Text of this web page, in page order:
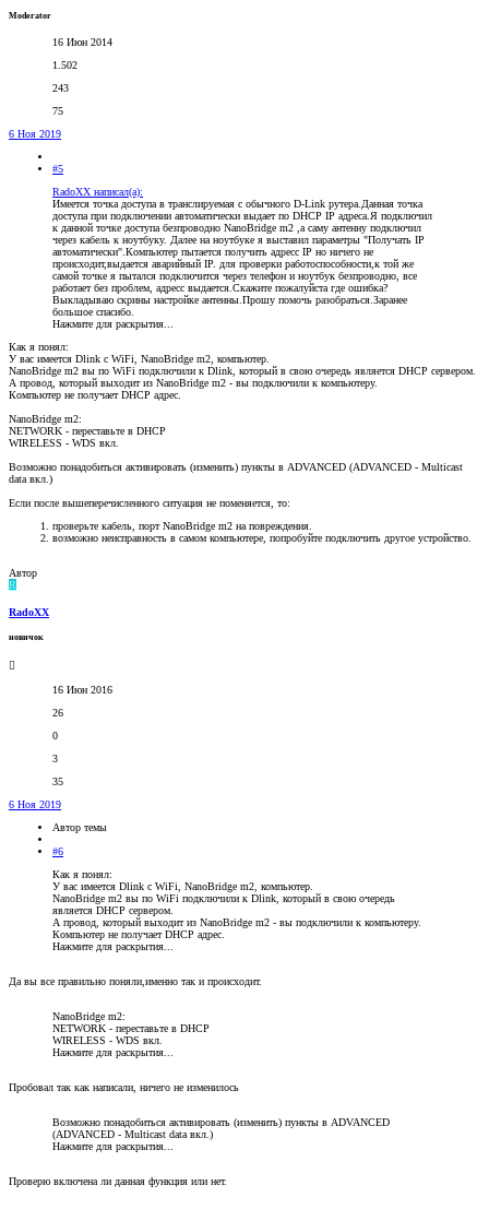
Moderator
16 Июн 2014
1.502
243
75
6 Ноя 2019
#5
RadoXX написал(а):
Имеется точка доступа в транслируемая с обычного D-Link рутера.Данная точка
доступа при подключении автоматически выдает по DHCP IP адреса.Я подключил
к данной точке доступа безпроводно NanoBridge m2 ,а саму антенну подключил
через кабель к ноутбуку. Далее на ноутбуке я выставил параметры "Получать IP
автоматически".Компьютер пытается получить адресс IP но ничего не
происходит,выдается аварийный IP. для проверки работоспособности,к той же
самой точке я пытался подключится через телефон и ноутбук безпроводно, все
работает без проблем, адресс выдается.Скажите пожалуйста где ошибка?
Выкладываю скрины настройке антенны.Прошу помочь разобраться.Заранее
большое спасибо.
Нажмите для раскрытия...
Как я понял:
У вас имеется Dlink с WiFi, NanoBridge m2, компьютер.
NanoBridge m2 вы по WiFi подключили к Dlink, который в свою очередь является DHCP сервером.
А провод, который выходит из NanoBridge m2 - вы подключили к компьютеру.
Компьютер не получает DHCP адрес.
NanoBridge m2:
NETWORK - переставьте в DHCP
WIRELESS - WDS вкл.
Возможно понадобиться активировать (изменить) пункты в ADVANCED (ADVANCED - Multicast
data вкл.)
Если после вышеперечисленного ситуация не поменяется, то:
проверьте кабель, порт NanoBridge m2 на повреждения.
возможно неисправность в самом компьютере, попробуйте подключить другое устройство.
Автор
R
RadoXX
новичок
16 Июн 2016
26
0
3
35
6 Ноя 2019
Автор темы
#6
Как я понял:
У вас имеется Dlink с WiFi, NanoBridge m2, компьютер.
NanoBridge m2 вы по WiFi подключили к Dlink, который в свою очередь
является DHCP сервером.
А провод, который выходит из NanoBridge m2 - вы подключили к компьютеру.
Компьютер не получает DHCP адрес.
Нажмите для раскрытия...
Да вы все правильно поняли,именно так и происходит.
NanoBridge m2:
NETWORK - переставьте в DHCP
WIRELESS - WDS вкл.
Нажмите для раскрытия...
Пробовал так как написали, ничего не изменилось
Возможно понадобиться активировать (изменить) пункты в ADVANCED
(ADVANCED - Multicast data вкл.)
Нажмите для раскрытия...
Проверю включена ли данная функция или нет.